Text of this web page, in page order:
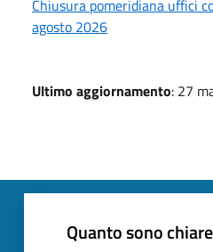
Chiusura pomeridiana uffici
agosto 2026
Ultimo aggiornamento: 27
Quanto sono